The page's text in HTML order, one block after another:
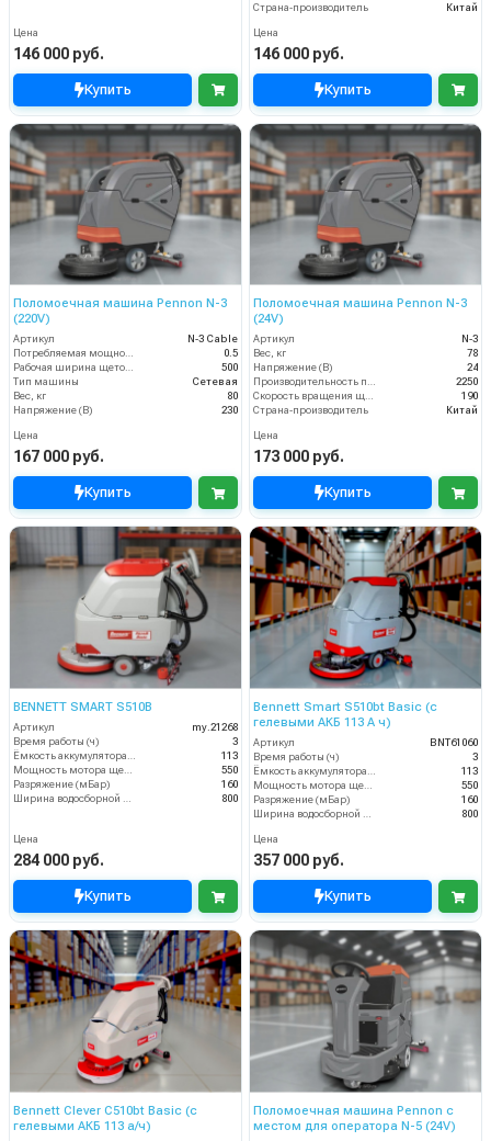
Цена
146 000 руб.
Купить
Страна-производитель
Китай
Цена
146 000 руб.
Купить
Поломоечная машина Pennon N-3
(220V)
Артикул
N-3 Cable
Потребляемая мощность (кВт)
0.5
Рабочая ширина щеток (мм)
500
Тип машины
Сетевая
Вес, кг
80
Напряжение (В)
230
Цена
167 000 руб.
Купить
Поломоечная машина Pennon N-3
(24V)
Артикул
N-3
Вес, кг
78
Напряжение (В)
24
Производительность по площади (м2/ч)
2250
Скорость вращения щётки (об/мин)
190
Страна-производитель
Китай
Цена
173 000 руб.
Купить
BENNETT SMART S510B
Артикул
my.21268
Время работы (ч)
3
Ёмкость аккумулятора (Ач)
113
Мощность мотора щеток
550
Разряжение (мБар)
160
Ширина водосборной рейки
800
Цена
284 000 руб.
Купить
Bennett Smart S510bt Basic (с
гелевыми АКБ 113 А ч)
Артикул
BNT61060
Время работы (ч)
3
Ёмкость аккумулятора (Ач)
113
Мощность мотора щеток
550
Разряжение (мБар)
160
Ширина водосборной рейки
800
Цена
357 000 руб.
Купить
Bennett Clever C510bt Basic (с
гелевыми АКБ 113 а/ч)
Поломоечная машина Pennon с
местом для оператора N-5 (24V)